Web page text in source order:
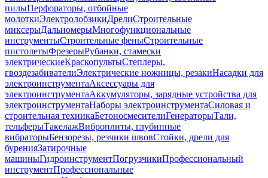
пилыПерфораторы, отбойные
молоткиЭлектролобзикиДрелиСтроительные
миксерыДальномерыМногофункциональные
инструментыСтроительные феныСтроительные
пистолетыФрезерыРубанки, стамески
электрическиеКраскопультыСтеплеры,
гвоздезабивателиЭлектрические ножницы, резакиНасадки для
электроинструментаАксессуары для
электроинструментаАккумуляторы, зарядные устройства для
электроинструментаНаборы электроинструментаСиловая и
строительная техникаБетоносмесителиГенераторыТали,
тельферыТакелажВиброплиты, глубинные
вибраторыБензорезы, резчики швовСтойки, дрели для
буренияЗатирочные
машиныГидроинструментПогрузчикиПрофессиональный
инструментПрофессиональные